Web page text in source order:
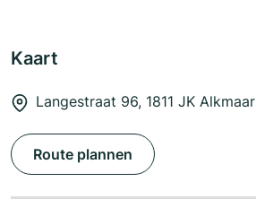
Kaart
Langestraat 96, 1811 JK Alkmaar
Route plannen